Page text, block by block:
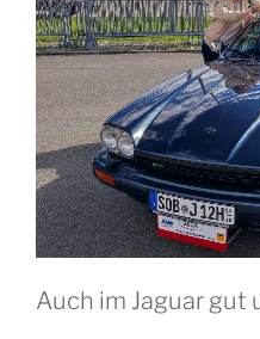
Auch im Jaguar gut